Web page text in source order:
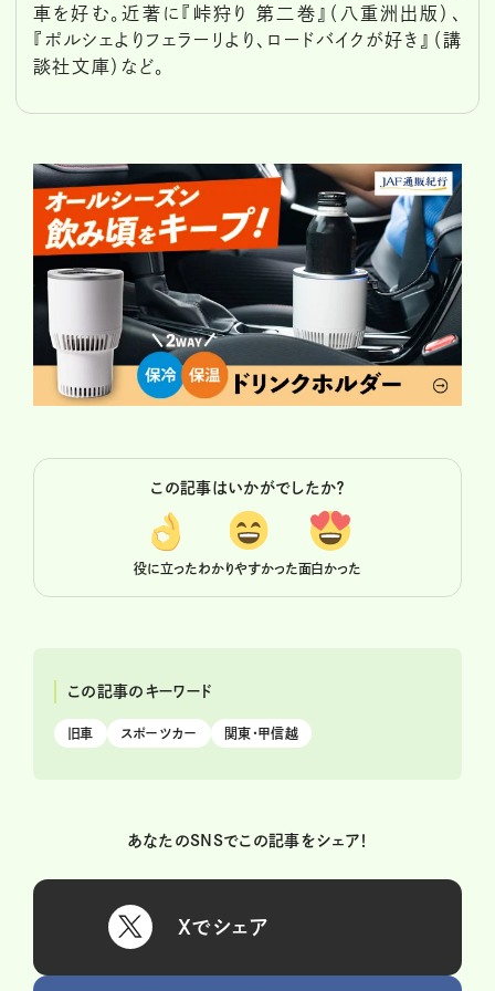
車を好む。近著に『峠狩り 第二巻』（八重洲出版）、
『ポルシェよりフェラーリより、ロードバイクが好き』（講
談社文庫）など。
この記事はいかがでしたか？
役に立ったわかりやすかった面白かった
この記事のキーワード
旧車 スポーツカー 関東・甲信越
あなたのSNSでこの記事をシェア！
Xでシェア